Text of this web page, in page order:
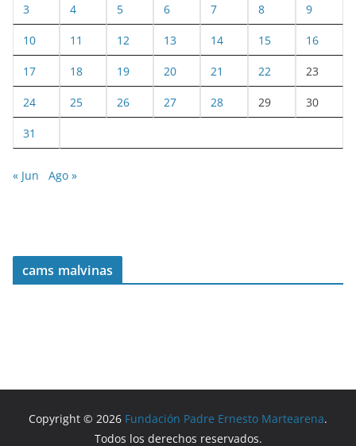
3 4 5 6 7 8 9
10 11 12 13 14 15 16
17 18 19 20 21 22 23
24 25 26 27 28 29 30
31
« Jun Ago »
cams malvinas
Copyright © 2026 Fundación Padre Ernesto Martearena.
Todos los derechos reservados.